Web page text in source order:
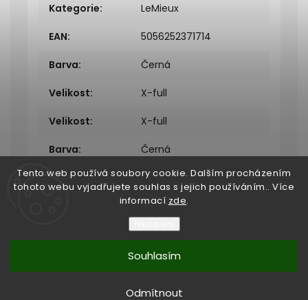
Tento web používá soubory cookie. Dalším procházením
tohoto webu vyjadřujete souhlas s jejich používáním.. Více
informací zde.
Odmítnout
Souhlasím
Kategorie: LeMieux
EAN: 5056252371714
Barva: Černá
Velikost: X-full
Velikost: X-full
Barva: Černá
Vytvořil Shoptet
Copyright 2026Bukefalos. Všechna práva vyhrazena.
Shoptet| Design